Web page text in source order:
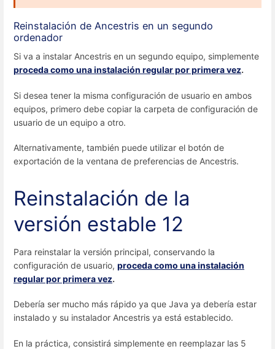
Reinstalación de Ancestris en un segundo
ordenador
Si va a instalar Ancestris en un segundo equipo, simplemente
proceda como una instalación regular por primera vez.
Si desea tener la misma configuración de usuario en ambos
equipos, primero debe copiar la carpeta de configuración de
usuario de un equipo a otro.
Alternativamente, también puede utilizar el botón de
exportación de la ventana de preferencias de Ancestris.
Reinstalación de la
versión estable 12
Para reinstalar la versión principal, conservando la
configuración de usuario, proceda como una instalación
regular por primera vez.
Debería ser mucho más rápido ya que Java ya debería estar
instalado y su instalador Ancestris ya está establecido.
En la práctica, consistirá simplemente en reemplazar las 5